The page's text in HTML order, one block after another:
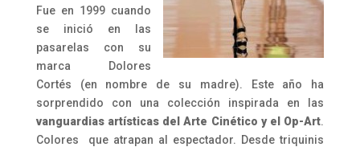
Fue en 1999 cuando
se inició en las
pasarelas con su
marca Dolores
Cortés (en nombre de su madre). Este año ha
sorprendido con una colección inspirada en las
vanguardias artísticas del Arte Cinético y el Op-Art.
Colores que atrapan al espectador. Desde triquinis